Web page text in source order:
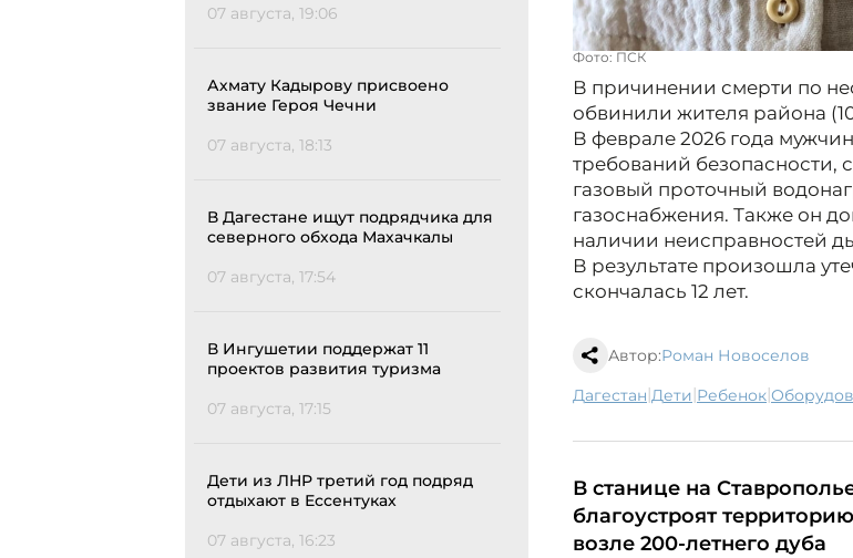
07 августа, 19:06
Ахмату Кадырову присвоено
звание Героя Чечни
07 августа, 18:13
В Дагестане ищут подрядчика для
северного обхода Махачкалы
07 августа, 17:54
В Ингушетии поддержат 11
проектов развития туризма
07 августа, 17:15
Дети из ЛНР третий год подряд
отдыхают в Ессентуках
07 августа, 16:23
Фото: ПСК
В причинении смерти по
обвинили жителя района
В феврале 2026 года
требований безопасности,
газовый проточный
газоснабжения. Также он
наличии неисправностей
В результате произошла
скончалась 12 лет.
Автор:Роман Новоселов
Дагестан| дети| ребенок|
В станице на
благоустроят территорию
возле 200-летнего дуба